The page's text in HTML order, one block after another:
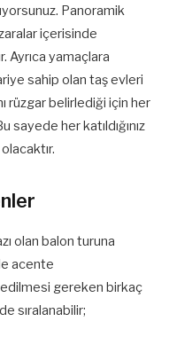
Panoramik
içerisinde
Ayrıca yamaçlara
sahip olan taş evleri
rüzgar belirlediği için her
sayede her katıldığınız
olan balon turuna
acente
gereken birkaç
sıralanabilir;